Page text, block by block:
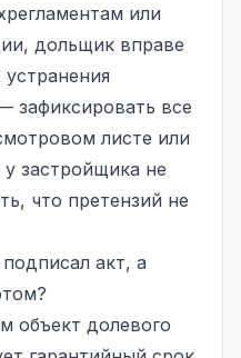
или
дольщик вправе
зафиксировать все
листе или
застройщика не
что претензий не
акт, а
объект долевого